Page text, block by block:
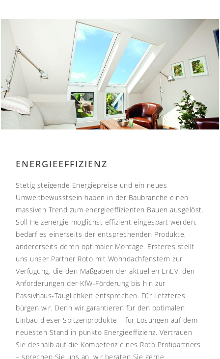
ENERGIEEFFIZIENZ
Stetig steigende Energiepreise und ein neues
Umweltbewusstsein haben in der Baubranche einen
massiven Trend zum energieeffizienten Bauen ausgelöst.
Soll Heizenergie möglichst effizient eingespart werden,
bedarf es einerseits der entsprechenden Produkte,
andererseits deren optimaler Montage. Ersteres stellt
uns unser Partner Roto mit Wohndachfenstern zur
Verfügung, die den Maßgaben der aktuellen EnEV, den
Anforderungen der KfW-Förderung bis hin zur
Passivhaus-Tauglichkeit entsprechen. Für Letzteres
bürgen wir. Denn wir garantieren für den optimalen
Einbau dieser Spitzenprodukte – für Lösungen auf dem
neuesten Stand in punkto Energieeffizienz. Vertrauen
Sie deshalb auf die Kompetenz eines Roto Profipartners
– sprechen Sie uns an, wir beraten Sie gerne.